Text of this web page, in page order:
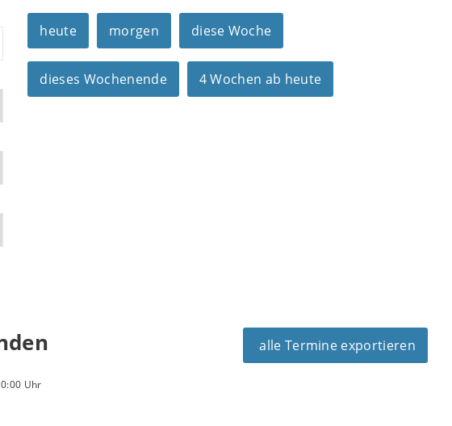
heute morgen diese Woche
dieses Wochenende 4 Wochen ab heute
alle Termine exportieren
Uhr